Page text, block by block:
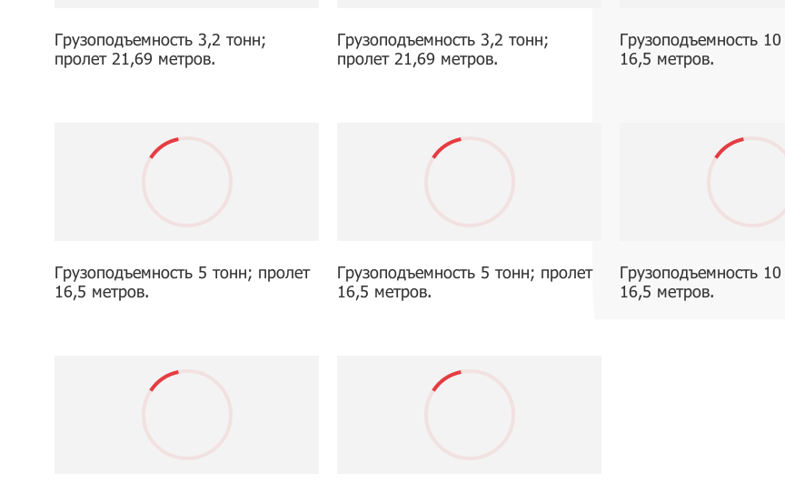
Грузоподъемность 3,2 тонн;
пролет 21,69 метров.
Грузоподъемность 3,2 тонн;
пролет 21,69 метров.
Грузоподъемность
16,5 метров.
Грузоподъемность 5 тонн; пролет
16,5 метров.
Грузоподъемность 5 тонн; пролет
16,5 метров.
Грузоподъемность
16,5 метров.